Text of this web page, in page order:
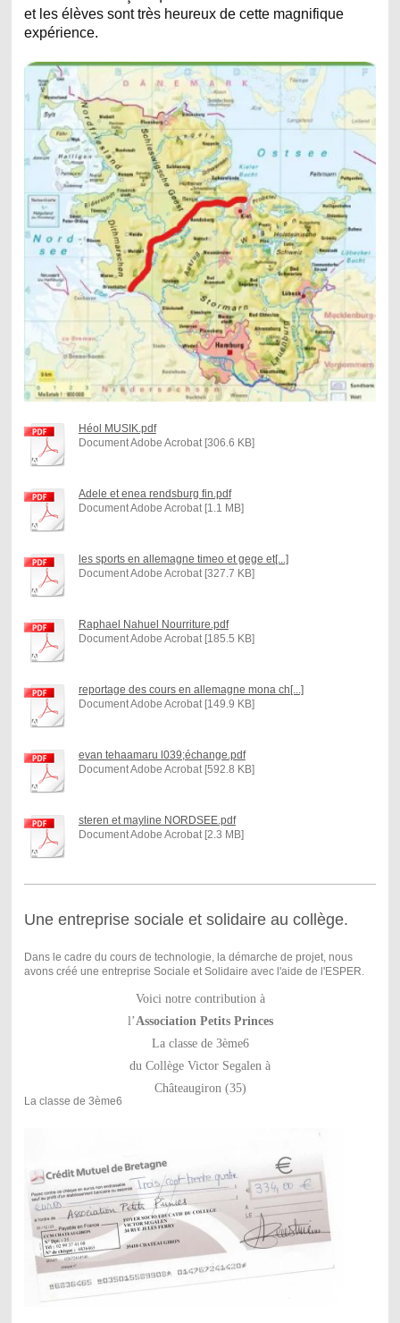
et les élèves sont très heureux de cette magnifique
expérience.
Héol MUSIK.pdf
Document Adobe Acrobat [306.6 KB]
Adele et enea rendsburg fin.pdf
Document Adobe Acrobat [1.1 MB]
les sports en allemagne timeo et gege et[...]
Document Adobe Acrobat [327.7 KB]
Raphael Nahuel Nourriture.pdf
Document Adobe Acrobat [185.5 KB]
reportage des cours en allemagne mona ch[...]
Document Adobe Acrobat [149.9 KB]
evan tehaamaru l039;échange.pdf
Document Adobe Acrobat [592.8 KB]
steren et mayline NORDSEE.pdf
Document Adobe Acrobat [2.3 MB]
Une entreprise sociale et solidaire au collège.
Dans le cadre du cours de technologie, la démarche de projet, nous
avons créé une entreprise Sociale et Solidaire avec l'aide de l'ESPER.
Voici notre contribution à
l’Association Petits Princes
La classe de 3ème6
du Collège Victor Segalen à
Châteaugiron (35)
La classe de 3ème6